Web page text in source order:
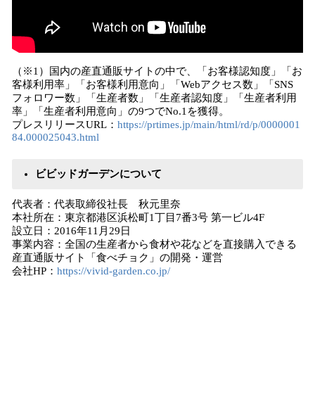
（※1）国内の産直通販サイトの中で、「お客様認知度」「お
客様利用率」「お客様利用意向」「Webアクセス数」「SNS
フォロワー数」「生産者数」「生産者認知度」「生産者利用
率」「生産者利用意向」の9つでNo.1を獲得。
プレスリリースURL： https://prtimes.jp/main/html/rd/p/0000001
84.000025043.html
ビビッドガーデンについて
代表者：代表取締役社長 秋元里奈
本社所在：東京都港区浜松町1丁目7番3号 第一ビル4F
設立日：2016年11月29日
事業内容：全国の生産者から食材や花などを直接購入できる
産直通販サイト「食べチョク」の開発・運営
会社HP： https://vivid-garden.co.jp/